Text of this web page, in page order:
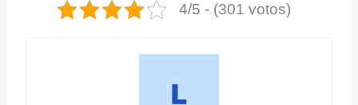
4/5 - (301 votos)